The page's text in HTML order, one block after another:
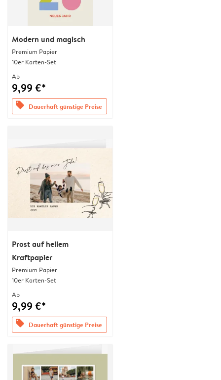
Modern und magisch
Premium Papier
10er Karten-Set
Ab
9,99 €*
offers Dauerhaft günstige Preise
Prost auf hellem
Kraftpapier
Premium Papier
10er Karten-Set
Ab
9,99 €*
offers Dauerhaft günstige Preise